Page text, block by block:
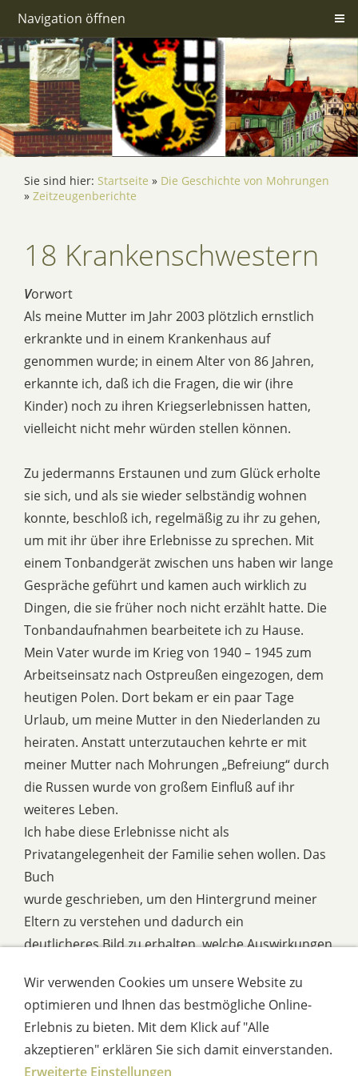
Navigation öffnen
Sie sind hier: Startseite » Die Geschichte von Mohrungen
» Zeitzeugenberichte
18 Krankenschwestern
Vorwort
Als meine Mutter im Jahr 2003 plötzlich ernstlich
erkrankte und in einem Krankenhaus auf
genommen wurde; in einem Alter von 86 Jahren,
erkannte ich, daß ich die Fragen, die wir (ihre
Kinder) noch zu ihren Kriegserlebnissen hatten,
vielleicht nicht mehr würden stellen können.
Zu jedermanns Erstaunen und zum Glück erholte
sie sich, und als sie wieder selbständig wohnen
konnte, beschloß ich, regelmäßig zu ihr zu gehen,
um mit ihr über ihre Erlebnisse zu sprechen. Mit
einem Tonbandgerät zwischen uns haben wir lange
Gespräche geführt und kamen auch wirklich zu
Dingen, die sie früher noch nicht erzählt hatte. Die
Tonbandaufnahmen bearbeitete ich zu Hause.
Mein Vater wurde im Krieg von 1940 – 1945 zum
Arbeitseinsatz nach Ostpreußen eingezogen, dem
heutigen Polen. Dort bekam er ein paar Tage
Urlaub, um meine Mutter in den Niederlanden zu
heiraten. Anstatt unterzutauchen kehrte er mit
meiner Mutter nach Mohrungen „Befreiung“ durch
die Russen wurde von großem Einfluß auf ihr
weiteres Leben.
Ich habe diese Erlebnisse nicht als
Privatangelegenheit der Familie sehen wollen. Das
Buch
wurde geschrieben, um den Hintergrund meiner
Eltern zu verstehen und dadurch ein
deutlicheres Bild zu erhalten, welche Auswirkungen
GÜNTER DOMBROWSKI
Wir verwenden Cookies um unsere Website zu
optimieren und Ihnen das bestmögliche Online-
Erlebnis zu bieten. Mit dem Klick auf "Alle
akzeptieren" erklären Sie sich damit einverstanden.
Erweiterte Einstellungen